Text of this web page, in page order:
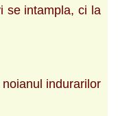
se intampla, ci la
indurarilor